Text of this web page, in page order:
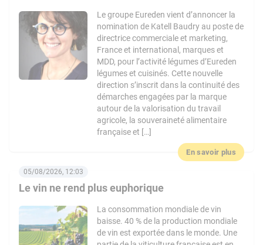
Le groupe Eureden vient d’annoncer la
nomination de Katell Baudry au poste de
directrice commerciale et marketing,
France et international, marques et
MDD, pour l’activité légumes d’Eureden
légumes et cuisinés. Cette nouvelle
direction s’inscrit dans la continuité des
démarches engagées par la marque
autour de la valorisation du travail
agricole, la souveraineté alimentaire
française et […]
En savoir plus
Le vin ne rend plus euphorique
05/08/2026, 12:03
La consommation mondiale de vin
baisse. 40 % de la production mondiale
de vin est exportée dans le monde. Une